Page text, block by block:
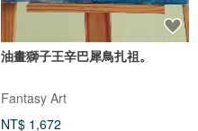
油畫獅子王辛巴犀鳥扎祖。
Fantasy Art
NT$ 1,672